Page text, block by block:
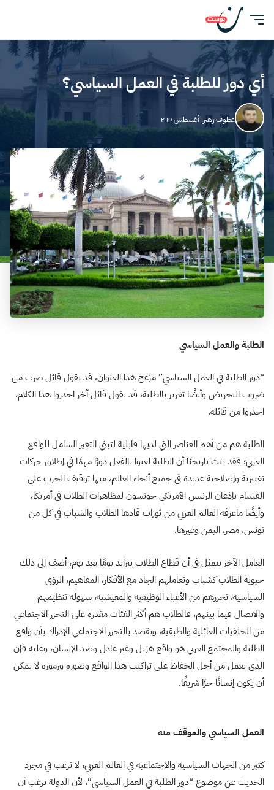
أي دور للطلبة في العمل السياسي؟
عطوف زهير١ أغسطس ٢٠١٥
الطلبة والعمل السياسي
“دور الطلبة في العمل السياسي” مزعج هذا العنوان، قد يقول قائل ضرب من
ضروب التحريض وأيضًا تغرير بالطلبة، قد يقول قائل آخر احذروا هذا الكلام،
احذروا من قائله.
الطلبة هم من أهم العناصر التي لديها قابلية لتبني التغير الشامل للواقع
العربي؛ فقد ثبت تاريخيًا أن الطلبة لعبوا بالفعل دورًا مهمًا في إطلاق حركات
تغييرية وإصلاحية عديدة في جميع أنحاء العالم، منها توقيف الحرب على
الفيتنام بإذعان الرئيس الأمريكي جونسون لمظاهرات الطلاب في أمريكا،
وأيضًا ماعرفه العالم العربي من ثورات قادها الطلاب والشباب في كل من
تونس، مصر، اليمن وغيرها.
العامل الآخر يتمثل في أن قطاع الطلاب يتزايد يومًا بعد يوم، أضف إلى ذلك
حيوية الطلاب كشباب وتعاملهم الجاد مع الأفكار، المفاهيم، الرؤى
السياسية، تحررهم من الأعباء الوظيفية والمعيشية، سهولة تنظيمهم
والاتصال فيما بينهم، فالطلاب هم أكثر الفئات مقدرة على التحرر الاجتماعي
من الخلفيات العائلية والطبقية، ونقصد بالتحرر الاجتماعي الإدراك بأن واقع
الطلبة والمجتمع العربي هو واقع هزيل وغير عادل وضد الإنسان، وعليه فإن
الذي يعمل من أجل الحفاظ على تراكيب هذا الواقع وصوره ورموزه لا يمكن
أن يكون إنسانًا حرًا شريفًا.
العمل السياسي والموقف منه
كثير من الجهات السياسية والاجتماعية في العالم العربي، لا ترغب في مجرد
الحديث عن موضوع “دور الطلبة في العمل السياسي”، لأن الدولة ترغب أن